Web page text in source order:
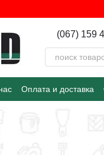
(067) 159
Оплата и доставка